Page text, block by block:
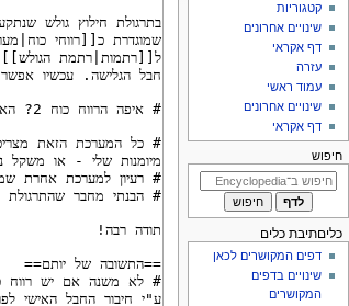
קטגוריות
שינויים אחרונים
דף אקראי
עזרה
עמוד ראשי
שינויים אחרונים
דף אקראי
חיפוש
כליםתיבת כלים
דפים המקושרים לכאן
שינויים בדפים
המקושרים